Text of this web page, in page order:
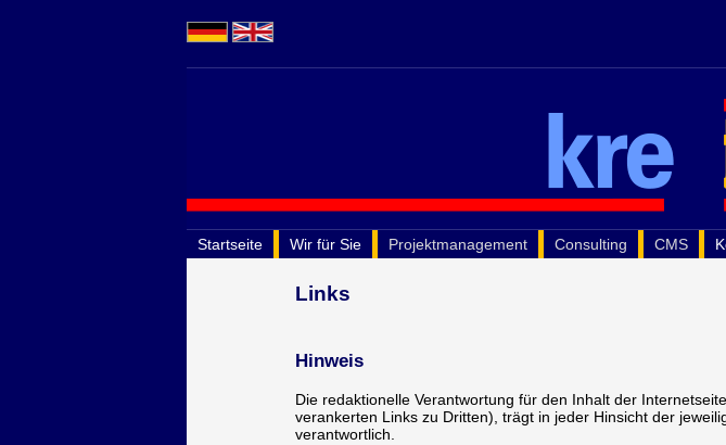
Startseite Wir für Sie Projektmanagement Consulting CMS
Links
Hinweis
Die redaktionelle Verantwortung für den Inhalt der
verankerten Links zu Dritten), trägt in jeder Hinsicht der
verantwortlich.